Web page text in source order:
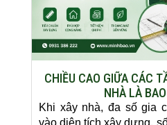
CHIỀU CAO GIỮA CÁC
NHÀ LÀ
Khi xây nhà, đa số gia
vào diện tích xây dựng,